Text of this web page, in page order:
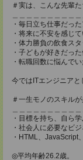
＃実は、こんな先輩
・毎日立ち仕事だっ
・将来に不安を感じ
・体力勝負の飲食ス
・子どもが好きだっ
・転職回数に悩んで
今ではITエンジニアと
＃一生モノのスキル
・目標を持ち、自ら学
・社会人に必要なビ
・HTML、JavaScript
◎平均年齢26.2歳。